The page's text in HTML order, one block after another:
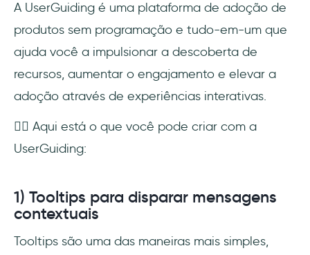
A UserGuiding é uma plataforma de adoção de
produtos sem programação e tudo-em-um que
ajuda você a impulsionar a descoberta de
recursos, aumentar o engajamento e elevar a
adoção através de experiências interativas.
👇🏻 Aqui está o que você pode criar com a
UserGuiding:
1) Tooltips para disparar mensagens
contextuais
Tooltips são uma das maneiras mais simples,